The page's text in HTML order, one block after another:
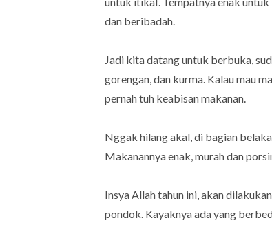
dan beribadah.
Jadi kita datang untuk berbuka,
gorengan, dan kurma. Kalau mau
pernah tuh keabisan makanan.
Nggak hilang akal, di bagian
Makanannya enak, murah dan
Insya Allah tahun ini, akan
pondok. Kayaknya ada yang